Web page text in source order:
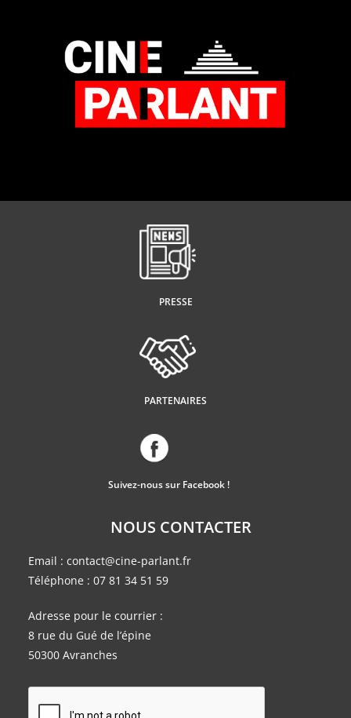
PRESSE
PARTENAIRES
Suivez-nous sur Facebook !
NOUS CONTACTER
Email : contact@cine-parlant.fr
Téléphone : 07 81 34 51 59
Adresse pour le courrier :
8 rue du Gué de l’épine
50300 Avranches